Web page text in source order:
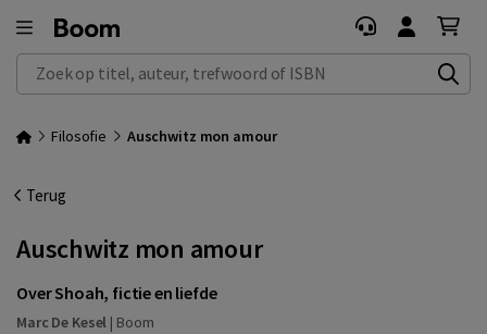
Zoek op titel, auteur, trefwoord of ISBN
Filosofie Auschwitz mon amour
Terug
Auschwitz mon amour
Over Shoah, fictie en liefde
Marc De Kesel | Boom